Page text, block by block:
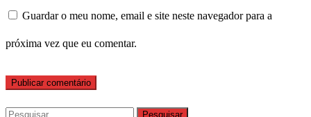
Guardar o meu nome, email e site neste navegador para a
próxima vez que eu comentar.
Pesquisar